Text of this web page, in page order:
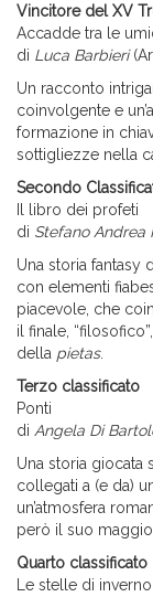
Vincitore del XV
Accadde tra le
di Luca Barbieri
Un racconto
coinvolgente e
formazione in
sottigliezze nella
Secondo
Il libro dei profeti
di Stefano Andrea
Una storia fantasy
con elementi
piacevole, che
il finale,
della pietas.
Terzo classificato
Ponti
di Angela Di
Una storia giocata
collegati a (e da)
un’atmosfera
però il suo
Quarto classificato
Le stelle di inverno